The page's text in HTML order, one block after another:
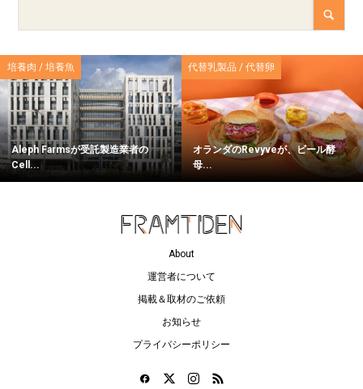
培養肉 / 培養魚
Aleph Farmsが受託製造業者の
Cell...
代替乳製品 / 代替卵
オランダのRevyveが、ビール酵
母...
About
運営者について
掲載＆取材のご依頼
お知らせ
プライバシーポリシー